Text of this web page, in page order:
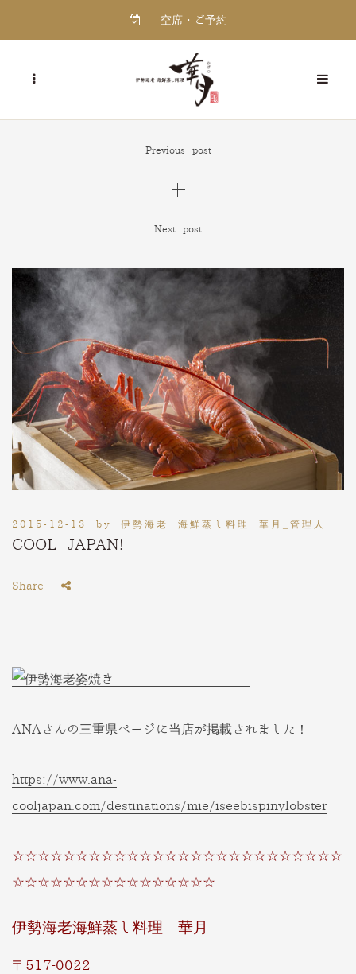
空席・ご予約
Previous post
Next post
2015-12-13 by 伊勢海老 海鮮蒸し料理 華月_管理人
COOL JAPAN!
Share
ANAさんの三重県ページに当店が掲載されました！
https://www.ana-
cooljapan.com/destinations/mie/iseebispinylobster
☆☆☆☆☆☆☆☆☆☆☆☆☆☆☆☆☆☆☆☆☆☆☆☆☆☆
☆☆☆☆☆☆☆☆☆☆☆☆☆☆☆☆
伊勢海老海鮮蒸し料理 華月
〒517-0022